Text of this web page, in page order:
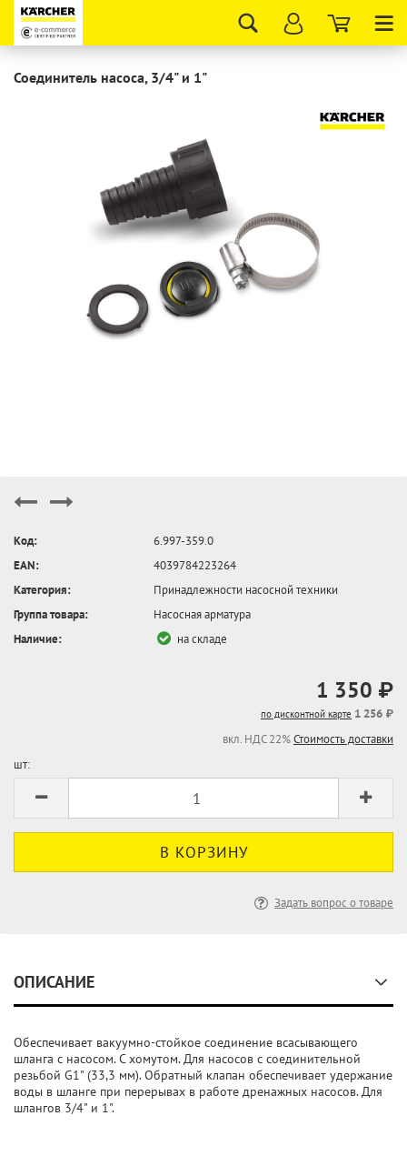
Соединитель насоса, 3/4" и 1"
Код:
6.997-359.0
EAN:
4039784223264
Категория:
Принадлежности насосной техники
Группа товара:
Насосная арматура
Наличие:
на складе
1 350 ₽
по дисконтной карте 1 256 ₽
вкл. НДС 22%Стоимость доставки
шт:
Задать вопрос о товаре
ОПИСАНИЕ
Обеспечивает вакуумно-стойкое соединение всасывающего
шланга с насосом. С хомутом. Для насосов с соединительной
резьбой G1" (33,3 мм). Обратный клапан обеспечивает удержание
воды в шланге при перерывах в работе дренажных насосов. Для
шлангов 3/4" и 1".